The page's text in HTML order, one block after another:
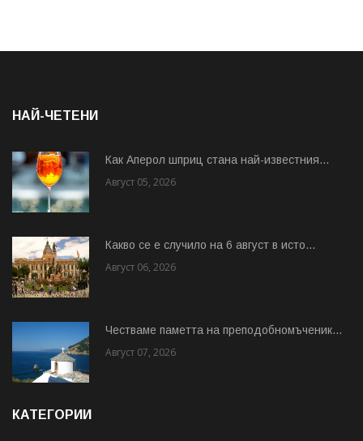
НАЙ-ЧЕТЕНИ
Как Аперол шприц стана най-известния...
Август 05, 2026
Какво се е случило на 6 август в исто...
Август 06, 2026
Честваме паметта на преподобномъченик...
Август 07, 2026
КАТЕГОРИИ